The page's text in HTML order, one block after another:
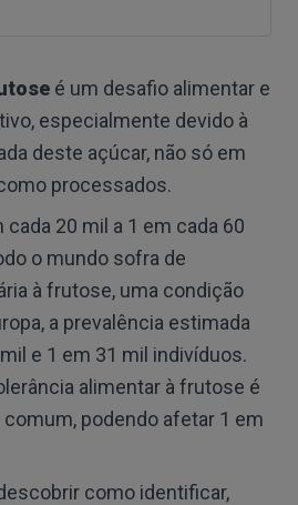
é um desafio alimentar e
especialmente devido à
deste açúcar, não só em
processados.
20 mil a 1 em cada 60
o mundo sofra de
à frutose, uma condição
a prevalência estimada
e 1 em 31 mil indivíduos.
alimentar à frutose é
podendo afetar 1 em
como identificar,